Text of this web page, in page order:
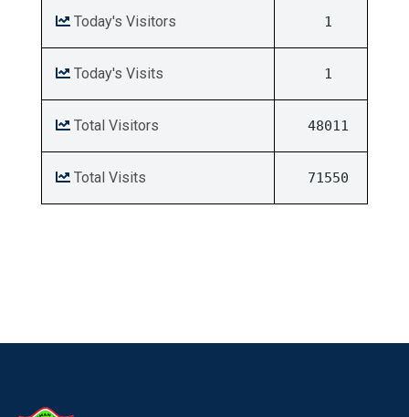
Today's Visitors 1
Today's Visits 1
Total Visitors 48011
Total Visits 71550